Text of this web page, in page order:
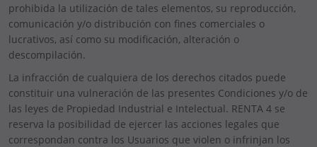
prohibida la utilización de tales elementos, su reproducción,
comunicación y/o distribución con fines comerciales o
lucrativos, así como su modificación, alteración o
descompilación.
La infracción de cualquiera de los derechos citados puede
constituir una vulneración de las presentes Condiciones y/o de
las leyes de Propiedad Industrial e Intelectual. RENTA 4 se
reserva la posibilidad de ejercer las acciones legales que
correspondan contra los Usuarios que violen o infrinjan los